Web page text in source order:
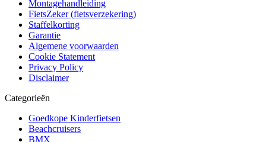
Montagehandleiding
FietsZeker (fietsverzekering)
Staffelkorting
Garantie
Algemene voorwaarden
Cookie Statement
Privacy Policy
Disclaimer
Categorieën
Goedkope Kinderfietsen
Beachcruisers
BMX